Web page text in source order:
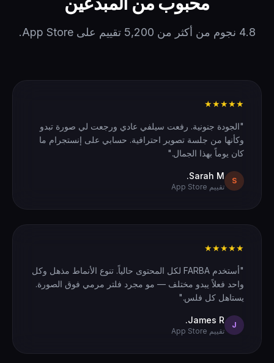
4.8 نجوم من أكثر من 5,200 تقييم على App Store.
★★★★★
"الجودة جنونية. رفعت سيلفي عادي ورجعت لي صورة تبدو
وكأنها من جلسة تصوير احترافية. حسابي على إنستجرام ما
كان يوماً بهذا الجمال."
S
Sarah M.
تقييم App Store
★★★★★
"أستخدم FARBA لكل المحتوى حالياً. تنوع الأنماط مذهل وكل
واحد فعلاً يبدو مختلف — مو مجرد فلتر مرمي فوق الصورة.
يستاهل كل فلس."
J
James R.
تقييم App Store